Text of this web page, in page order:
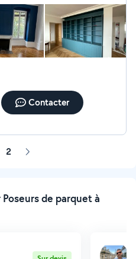
À bientôt Bien cordialement Aldo M
Contacter
2 Page
de parquet à